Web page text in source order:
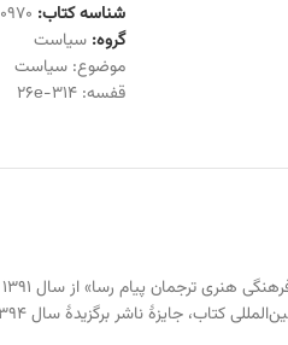
شناسه کتاب:
گروه: سیاست
موضوع:سیاست
قفسه:314-26e
ناشر برگزیدهٔ سال ۱۳۹۴ را کسب کرده است.